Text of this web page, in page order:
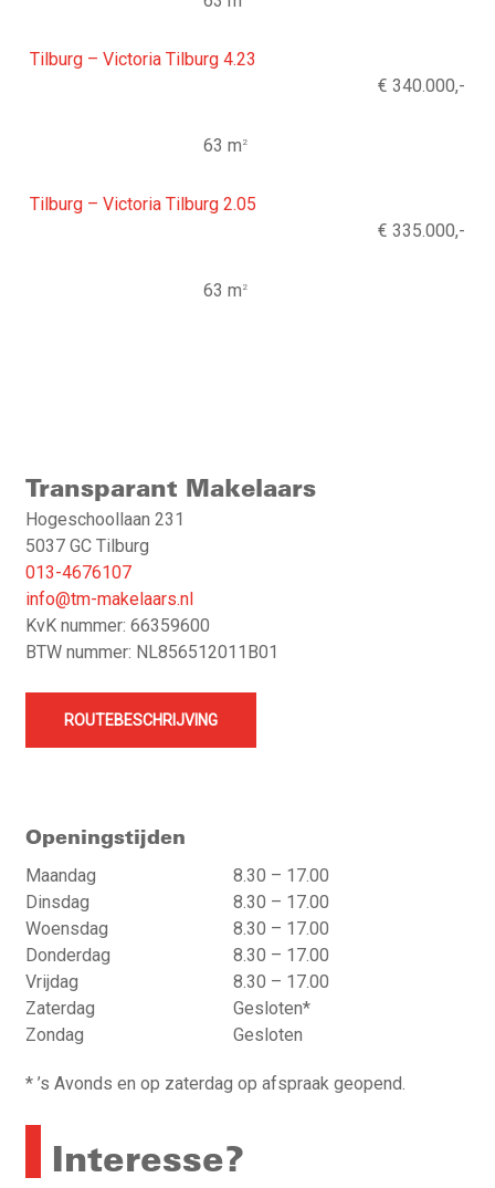
Tilburg – Victoria Tilburg 4.23
€ 340.000,-
63 m 2
Tilburg – Victoria Tilburg 2.05
€ 335.000,-
63 m 2
Transparant Makelaars
Hogeschoollaan 231
5037 GC Tilburg
013-4676107
info@tm-makelaars.nl
KvK nummer: 66359600
BTW nummer: NL856512011B01
ROUTEBESCHRIJVING
Openingstijden
Maandag
8.30 – 17.00
Dinsdag
8.30 – 17.00
Woensdag
8.30 – 17.00
Donderdag
8.30 – 17.00
Vrijdag
8.30 – 17.00
Zaterdag
Gesloten*
Zondag
Gesloten
* ’s Avonds en op zaterdag op afspraak geopend.
Interesse?